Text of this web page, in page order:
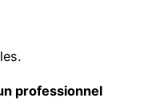
professionnel